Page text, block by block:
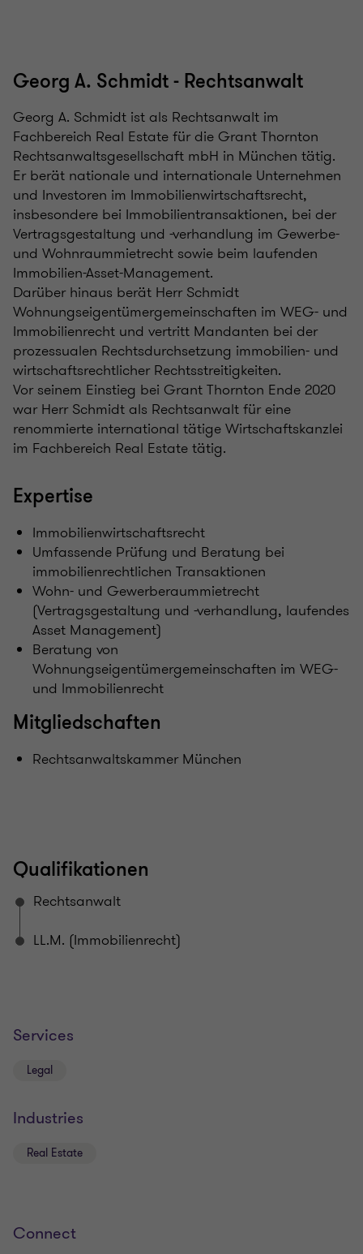
Georg A. Schmidt - Rechtsanwalt
Georg A. Schmidt ist als Rechtsanwalt im
Fachbereich Real Estate für die Grant Thornton
Rechtsanwaltsgesellschaft mbH in München tätig.
Er berät nationale und internationale Unternehmen
und Investoren im Immobilienwirtschaftsrecht,
insbesondere bei Immobilientransaktionen, bei der
Vertragsgestaltung und -verhandlung im Gewerbe-
und Wohnraummietrecht sowie beim laufenden
Immobilien-Asset-Management.
Darüber hinaus berät Herr Schmidt
Wohnungseigentümergemeinschaften im WEG- und
Immobilienrecht und vertritt Mandanten bei der
prozessualen Rechtsdurchsetzung immobilien- und
wirtschaftsrechtlicher Rechtsstreitigkeiten.
Vor seinem Einstieg bei Grant Thornton Ende 2020
war Herr Schmidt als Rechtsanwalt für eine
renommierte international tätige Wirtschaftskanzlei
im Fachbereich Real Estate tätig.
Expertise
Immobilienwirtschaftsrecht
Umfassende Prüfung und Beratung bei
immobilienrechtlichen Transaktionen
Wohn- und Gewerberaummietrecht
(Vertragsgestaltung und -verhandlung, laufendes
Asset Management)
Beratung von
Wohnungseigentümergemeinschaften im WEG-
und Immobilienrecht
Mitgliedschaften
Rechtsanwaltskammer München
Qualifikationen
Rechtsanwalt
LL.M. (Immobilienrecht)
Services
Legal
Industries
Real Estate
Connect